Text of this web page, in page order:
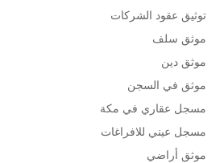
توثيق عقود الشركات
موثق سلف
موثق دين
موثق في السجن
مسجل عقاري في مكة
مسجل عيني للافراغات
موثق أراضي